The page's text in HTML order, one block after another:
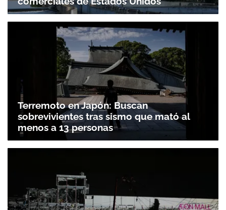
Terremoto en Japón: Buscan
sobrevivientes tras sismo que mató al
menos a 13 personas